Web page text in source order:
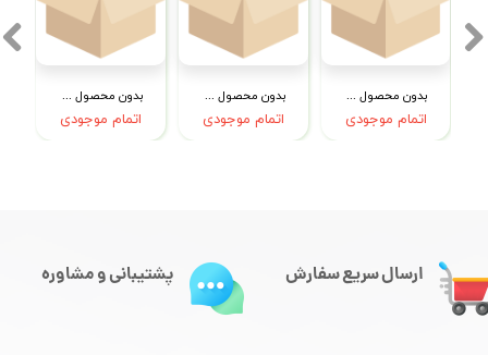
بدون محصول جهت نمایش
اتمام موجودی
بدون محصول جهت نمایش
اتمام موجودی
بدون محصول جهت نمایش
اتمام موجودی
ارسال سریع سفارش پشتیبانی و مشاوره